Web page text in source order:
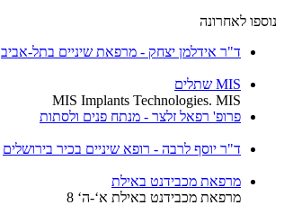
נוספו לאחרונה
ד"ר אידלמן יצחק - מרפאת שיניים בתל-אביב
MIS שתלים
MIS Implants Technologies. MIS
פרופ' רפאל זלצר - מנתח פנים ולסתות
ד"ר יוסף לרבה - רופא שיניים בכיר בירושלים
מרפאת מכבידנט באילת
מרפאת מכבידנט באילת א‘-ה‘ 8